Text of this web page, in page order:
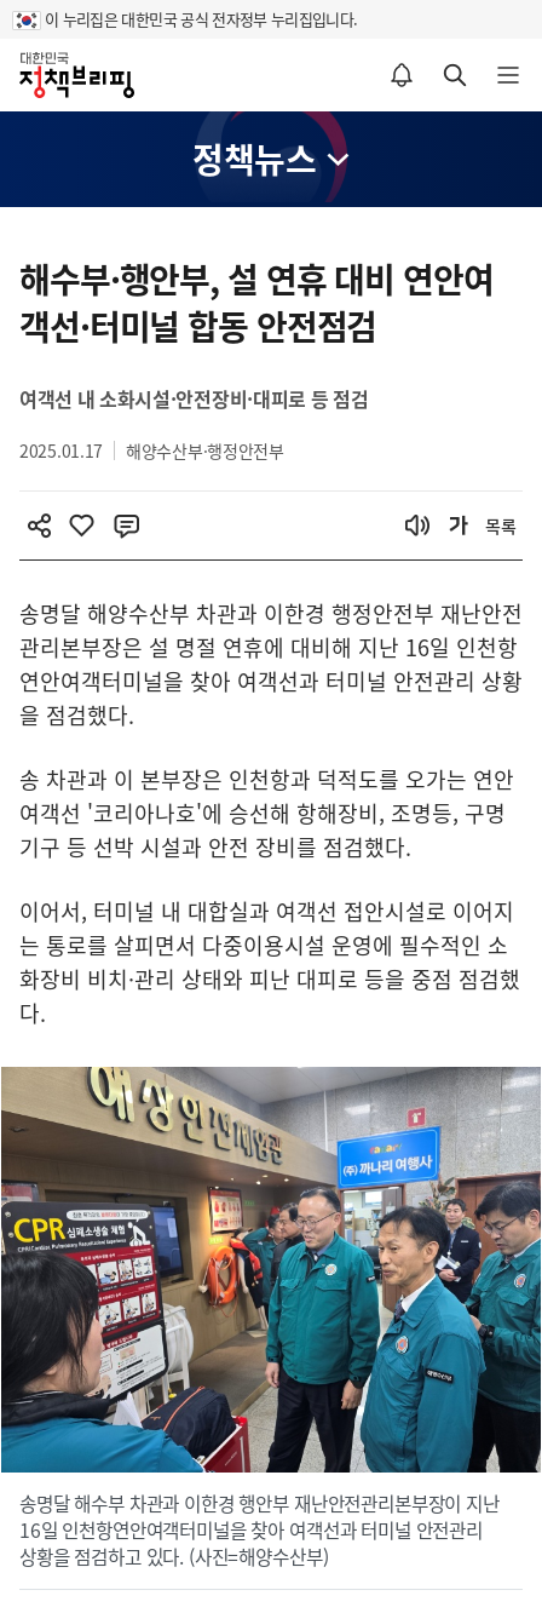
이 누리집은 대한민국 공식 전자정부 누리집입니다.
홈
알림설정 바로가기 검색 바로가기 메뉴 열기
정책뉴스
텐
츠
영
해수부·행안부, 설 연휴 대비 연안여
객선·터미널 합동 안전점검
여객선 내 소화시설·안전장비·대피로 등 점검
2025.01.17 해양수산부·행정안전부
목록
송명달 해양수산부 차관과 이한경 행정안전부 재난안전
관리본부장은 설 명절 연휴에 대비해 지난 16일 인천항
연안여객터미널을 찾아 여객선과 터미널 안전관리 상황
을 점검했다.
송 차관과 이 본부장은 인천항과 덕적도를 오가는 연안
여객선 '코리아나호'에 승선해 항해장비, 조명등, 구명
기구 등 선박 시설과 안전 장비를 점검했다.
이어서, 터미널 내 대합실과 여객선 접안시설로 이어지
는 통로를 살피면서 다중이용시설 운영에 필수적인 소
화장비 비치·관리 상태와 피난 대피로 등을 중점 점검했
다.
송명달 해수부 차관과 이한경 행안부 재난안전관리본부장이 지난
16일 인천항연안여객터미널을 찾아 여객선과 터미널 안전관리
상황을 점검하고 있다. (사진=해양수산부)